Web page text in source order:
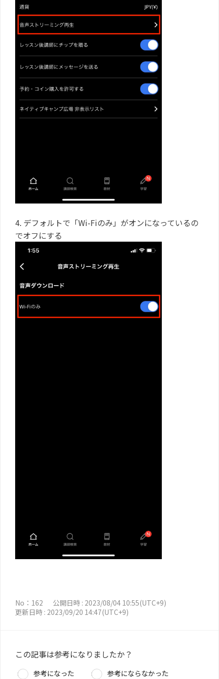
4. デフォルトで「Wi-Fiのみ」がオンになっているの
でオフにする
No：162
公開日時 : 2023/08/04 10:55(UTC+9)
更新日時 : 2023/09/20 14:47(UTC+9)
この記事は参考になりましたか？
参考になった
参考にならなかった